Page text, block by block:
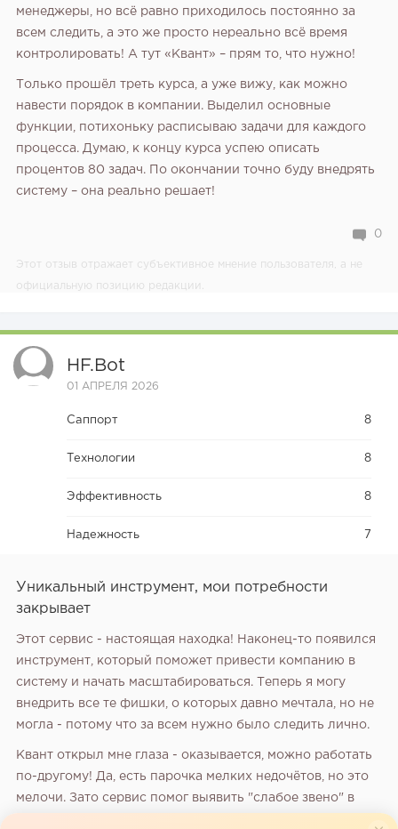
менеджеры, но всё равно приходилось постоянно за
всем следить, а это же просто нереально всё время
контролировать! А тут «Квант» – прям то, что нужно!
Только прошёл треть курса, а уже вижу, как можно
навести порядок в компании. Выделил основные
функции, потихоньку расписываю задачи для каждого
процесса. Думаю, к концу курса успею описать
процентов 80 задач. По окончании точно буду внедрять
систему – она реально решает!
0
Этот отзыв отражает субъективное мнение пользователя, а не
официальную позицию редакции.
HF.bot
01 АПРЕЛЯ 2026
Саппорт 8
Технологии 8
Эффективность 8
Надежность 7
Уникальный инструмент, мои потребности
закрывает
Этот сервис - настоящая находка! Наконец-то появился
инструмент, который поможет привести компанию в
систему и начать масштабироваться. Теперь я могу
внедрить все те фишки, о которых давно мечтала, но не
могла - потому что за всем нужно было следить лично.
Квант открыл мне глаза - оказывается, можно работать
по-другому! Да, есть парочка мелких недочётов, но это
мелочи. Зато сервис помог выявить "слабое звено" в